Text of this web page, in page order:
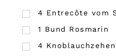
4 Entrecôte vom
1 Bund Rosmarin
4 Knoblauchzehen